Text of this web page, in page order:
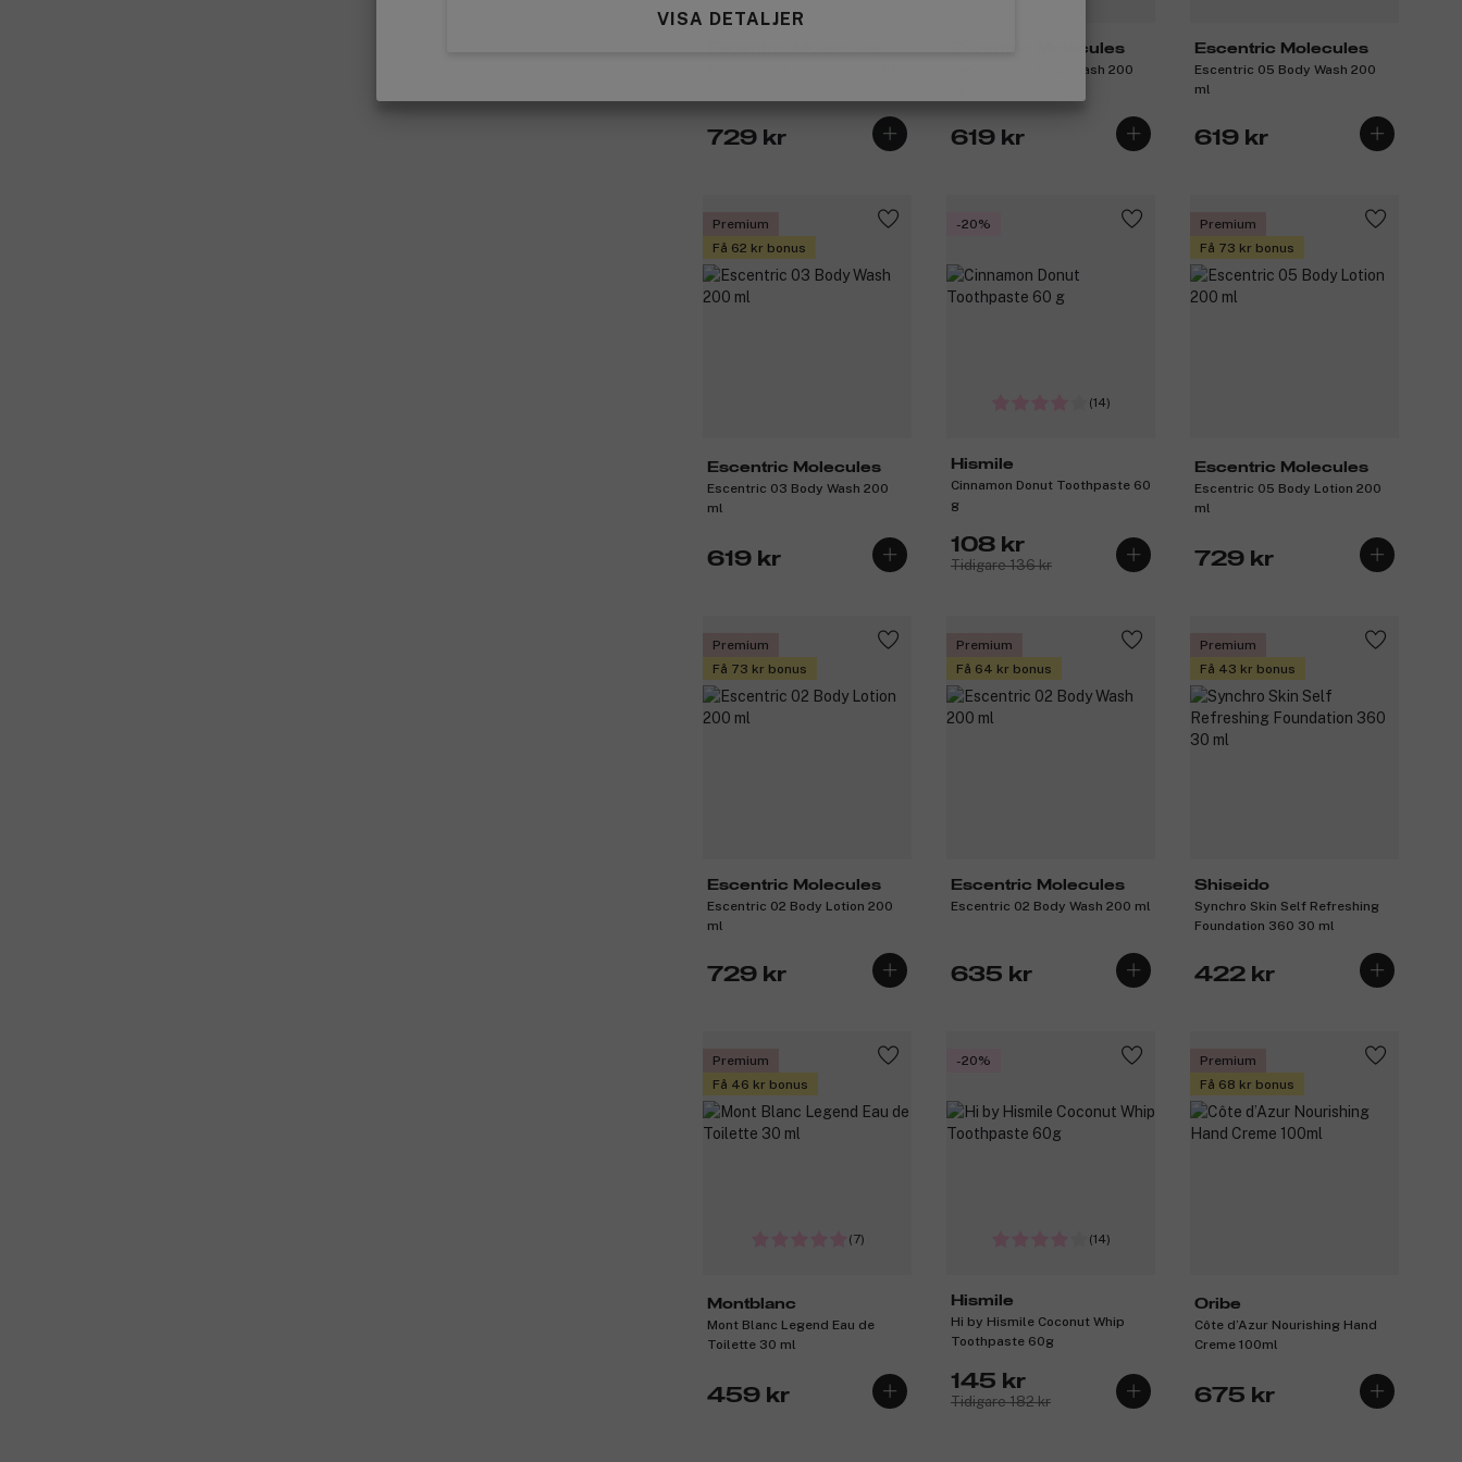
VISA DETALJER
729 kr
Escentric Molecules
Escentric 04 Body Wash 200
619 kr
Escentric Molecules
Escentric 05 Body Wash 200
ml
619 kr
Premium
Få 62 kr bonus
Escentric Molecules
Escentric 03 Body Wash 200
ml
619 kr
-20%
(14)
Hismile
Cinnamon Donut Toothpaste 60
g
108 kr
Tidigare 136 kr
Premium
Få 73 kr bonus
Escentric Molecules
Escentric 05 Body Lotion 200
ml
729 kr
Premium
Få 73 kr bonus
Escentric Molecules
Escentric 02 Body Lotion 200
ml
729 kr
Premium
Få 64 kr bonus
Escentric Molecules
Escentric 02 Body Wash 200 ml
635 kr
Premium
Få 43 kr bonus
Shiseido
Synchro Skin Self Refreshing
Foundation 360 30 ml
422 kr
Premium
Få 46 kr bonus
(7)
Montblanc
Mont Blanc Legend Eau de
Toilette 30 ml
459 kr
-20%
(14)
Hismile
Hi by Hismile Coconut Whip
Toothpaste 60g
145 kr
Tidigare 182 kr
Premium
Få 68 kr bonus
Oribe
Côte d’Azur Nourishing Hand
Creme 100ml
675 kr